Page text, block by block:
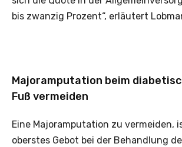
bis zwanzig Prozent“, erläutert
Majoramputation beim
Fuß vermeiden
Eine Majoramputation zu vermeiden,
oberstes Gebot bei der Behandlung